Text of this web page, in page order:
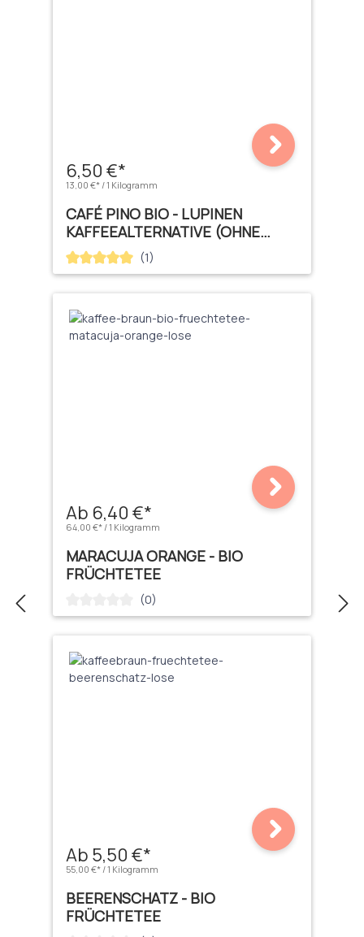
6,50 €*
13,00 €* / 1 Kilogramm
CAFÉ PINO BIO - LUPINEN
KAFFEEALTERNATIVE (OHNE
KOFFEIN)
Durchschnittliche Bewertung von 5 von 5 Sternen
(1)
Ab 6,40 €*
64,00 €* / 1 Kilogramm
MARACUJA ORANGE - BIO
FRÜCHTETEE
Durchschnittliche Bewertung von 0 von 5 Sternen
(0)
Ab 5,50 €*
55,00 €* / 1 Kilogramm
BEERENSCHATZ - BIO
FRÜCHTETEE